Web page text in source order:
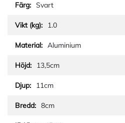
Svart
1.0
Aluminium
13,5cm
11cm
8cm